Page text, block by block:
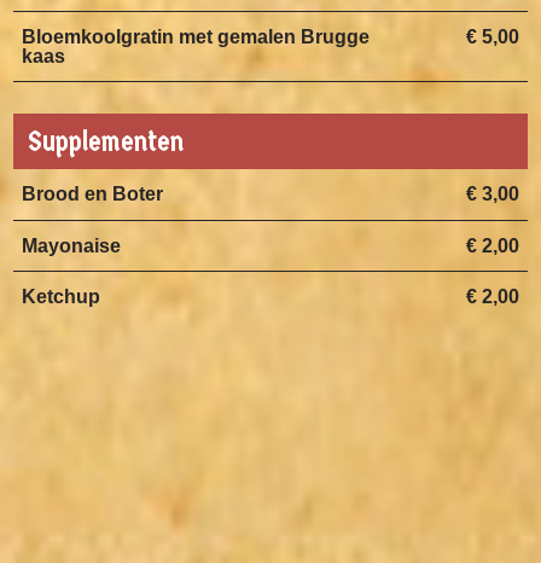
€ 5,00
Bloemkoolgratin met gemalen Brugge
kaas
Supplementen
€ 3,00
Brood en Boter
€ 2,00
Mayonaise
€ 2,00
Ketchup